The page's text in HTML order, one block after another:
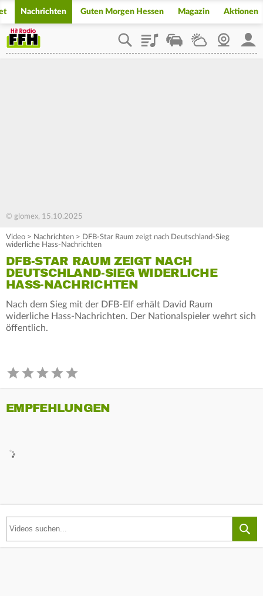
Nachrichten Guten Morgen Hessen Magazin Aktionen
PlaylistStaupilotWetterWebcam
© glomex, 15.10.2025
Video > Nachrichten > DFB-Star Raum zeigt nach Deutschland-Sieg
widerliche Hass-Nachrichten
DFB-STAR RAUM ZEIGT NACH
DEUTSCHLAND-SIEG WIDERLICHE
HASS-NACHRICHTEN
Nach dem Sieg mit der DFB-Elf erhält David Raum
widerliche Hass-Nachrichten. Der Nationalspieler wehrt sich
öffentlich.
EMPFEHLUNGEN